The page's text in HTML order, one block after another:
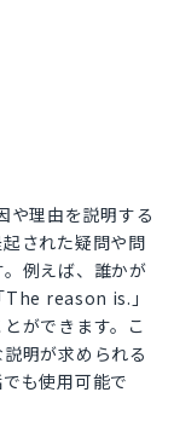
理由を説明する
された疑問や問
例えば、誰かが
The reason is.」
ができます。こ
明が求められる
も使用可能で